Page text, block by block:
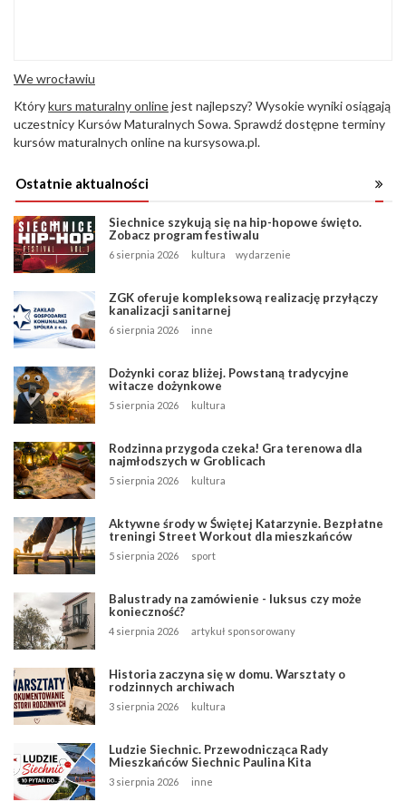
We wrocławiu
Którykurs maturalny onlinejest najlepszy? Wysokie wyniki osiągają
uczestnicy Kursów Maturalnych Sowa. Sprawdź dostępne terminy
kursów maturalnych online na kursysowa.pl.
Ostatnie aktualności
Siechnice szykują się na hip-hopowe święto.
Zobacz program festiwalu
6 sierpnia 2026 kultura wydarzenie
ZGK oferuje kompleksową realizację przyłączy
kanalizacji sanitarnej
6 sierpnia 2026 inne
Dożynki coraz bliżej. Powstaną tradycyjne
witacze dożynkowe
5 sierpnia 2026 kultura
Rodzinna przygoda czeka! Gra terenowa dla
najmłodszych w Groblicach
5 sierpnia 2026 kultura
Aktywne środy w Świętej Katarzynie. Bezpłatne
treningi Street Workout dla mieszkańców
5 sierpnia 2026 sport
Balustrady na zamówienie - luksus czy może
konieczność?
4 sierpnia 2026 artykuł sponsorowany
Historia zaczyna się w domu. Warsztaty o
rodzinnych archiwach
3 sierpnia 2026 kultura
Ludzie Siechnic. Przewodnicząca Rady
Mieszkańców Siechnic Paulina Kita
3 sierpnia 2026 inne